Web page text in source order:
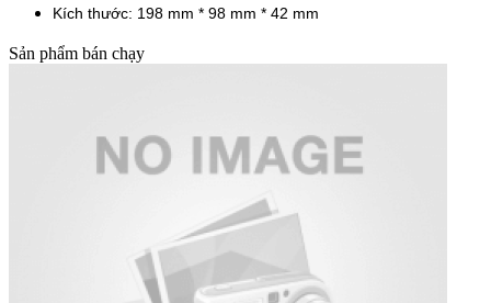
Kích thước: 198 mm * 98 mm * 42 mm
Sản phẩm bán chạy